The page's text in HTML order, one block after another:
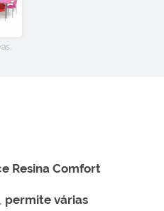
Resina Comfort
permite várias